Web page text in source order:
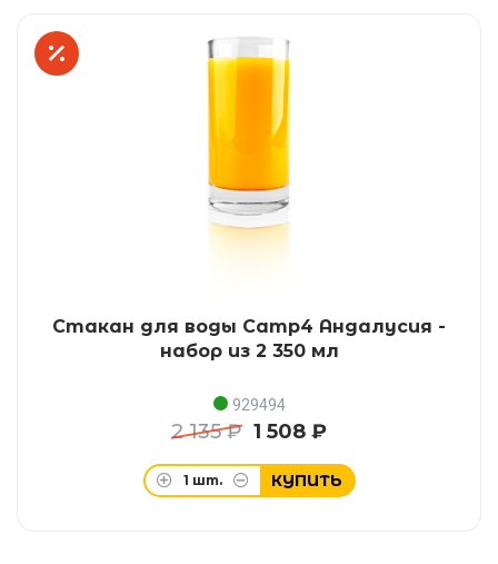
Стакан для воды Camp4 Андалусия -
набор из 2 350 мл
929494
2 135 ₽ 1 508 ₽
1 шт. КУПИТЬ